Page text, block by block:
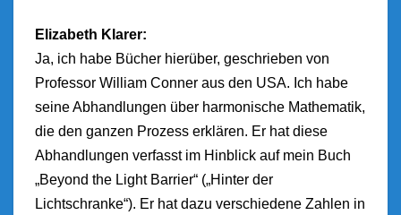
Elizabeth Klarer:
Ja, ich habe Bücher hierüber, geschrieben von
Professor William Conner aus den USA. Ich habe
seine Abhandlungen über harmonische Mathematik,
die den ganzen Prozess erklären. Er hat diese
Abhandlungen verfasst im Hinblick auf mein Buch
„Beyond the Light Barrier“ („Hinter der
Lichtschranke“). Er hat dazu verschiedene Zahlen in